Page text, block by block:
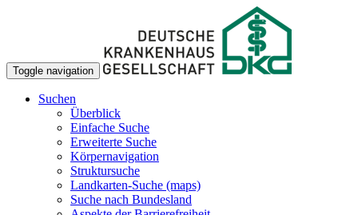
Toggle navigation
Suchen
Überblick
Einfache Suche
Erweiterte Suche
Körpernavigation
Struktursuche
Landkarten-Suche (maps)
Suche nach Bundesland